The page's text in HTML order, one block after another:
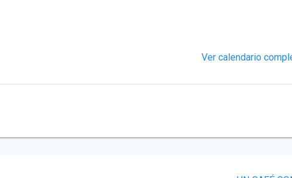
Ver calendario